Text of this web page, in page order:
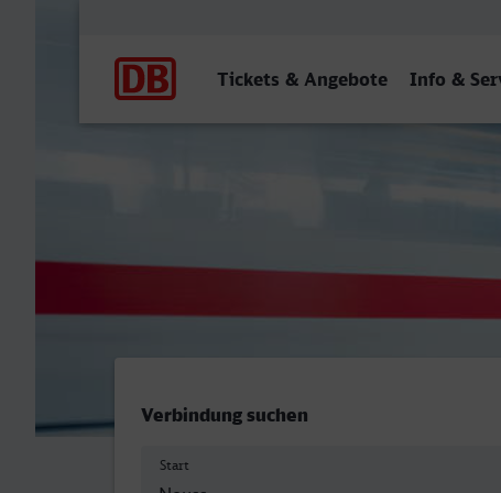
Tickets & Angebote Info &
Neuss Hbf - Neunkirchen
Verbindung suchen
Start